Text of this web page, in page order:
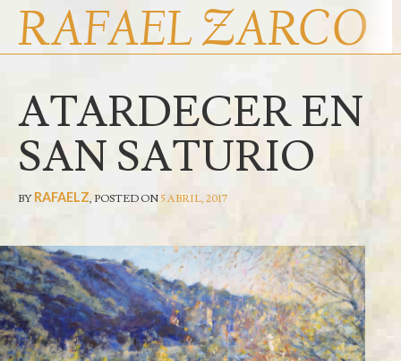
RAFAEL ZARCO
INICIO ENTRADAS RECIENTES RAFAEL ZARCO
ATARDECER EN
SAN SATURIO
BY RAFAELZ, POSTED ON 5 ABRIL, 2017